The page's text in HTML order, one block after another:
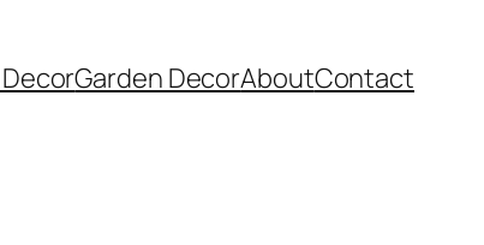
Garden DecorAboutContact